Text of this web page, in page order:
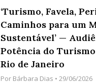
‘Turismo, Favela,
Caminhos para um
Sustentável’ —
Potência do
Rio de Janeiro
Por Bárbara Dias • 29/06/2026